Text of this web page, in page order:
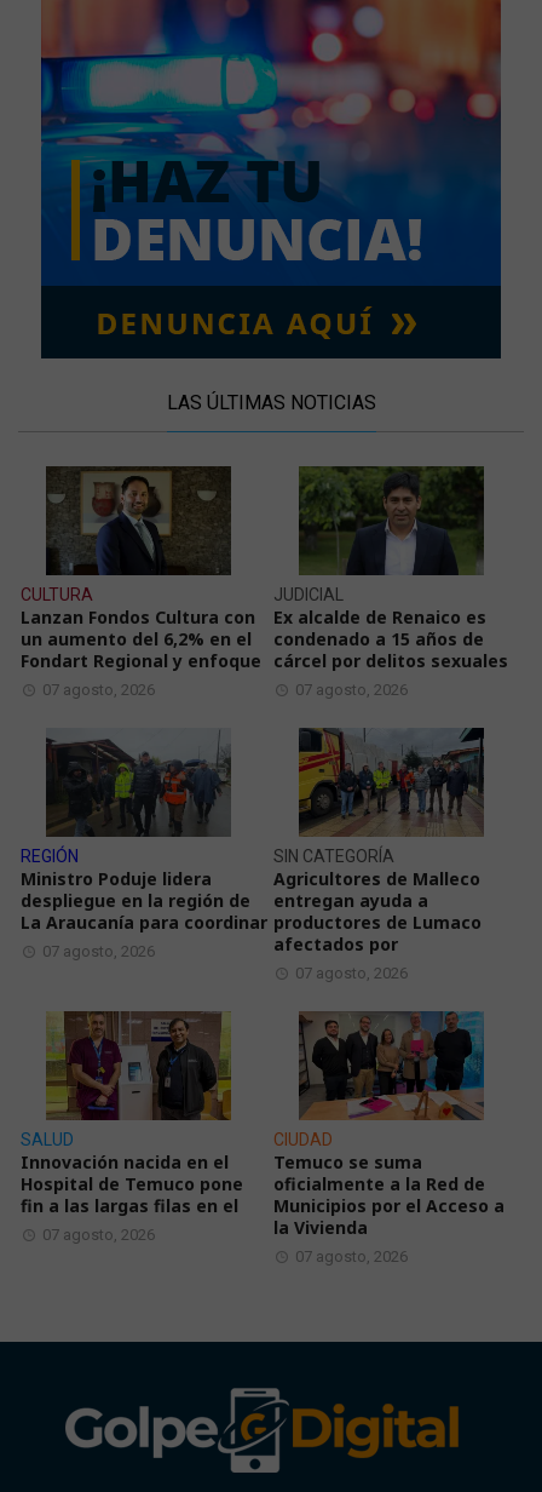
LAS ÚLTIMAS NOTICIAS
CULTURA
Lanzan Fondos Cultura con
un aumento del 6,2% en el
Fondart Regional y enfoque
07 agosto, 2026
JUDICIAL
Ex alcalde de Renaico es
condenado a 15 años de
cárcel por delitos sexuales
07 agosto, 2026
REGIÓN
Ministro Poduje lidera
despliegue en la región de
La Araucanía para coordinar
07 agosto, 2026
SIN CATEGORÍA
Agricultores de Malleco
entregan ayuda a
productores de Lumaco
afectados por
07 agosto, 2026
SALUD
Innovación nacida en el
Hospital de Temuco pone
fin a las largas filas en el
07 agosto, 2026
CIUDAD
Temuco se suma
oficialmente a la Red de
Municipios por el Acceso a
la Vivienda
07 agosto, 2026